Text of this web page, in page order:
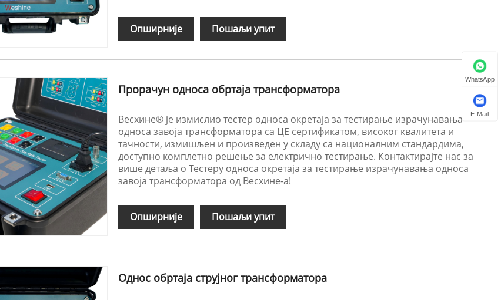
Опширније Пошаљи упит
Прорачун односа обртаја трансформатора
Весхине® је измислио тестер односа окретаја за тестирање израчунавања
односа завоја трансформатора са ЦЕ сертификатом, високог квалитета и
тачности, измишљен и произведен у складу са националним стандардима,
доступно комплетно решење за електрично тестирање. Контактирајте нас за
више детаља о Тестеру односа окретаја за тестирање израчунавања односа
завоја трансформатора од Весхине-а!
Опширније Пошаљи упит
Однос обртаја струјног трансформатора
WhatsApp
E-Mail